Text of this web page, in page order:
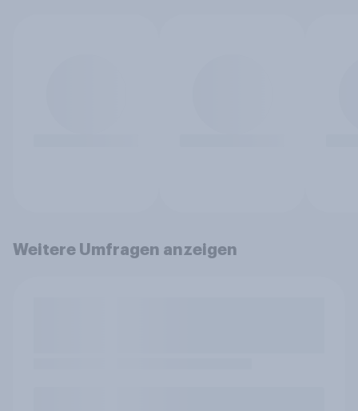
Weitere Umfragen anzeigen